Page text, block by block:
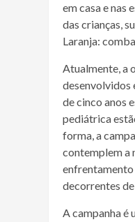
em casa e nas
das crianças,
Laranja:
Atualmente, a
desenvolvidos
de cinco anos
pediátrica
forma, a
contemplem a
decorrentes
A campanha é